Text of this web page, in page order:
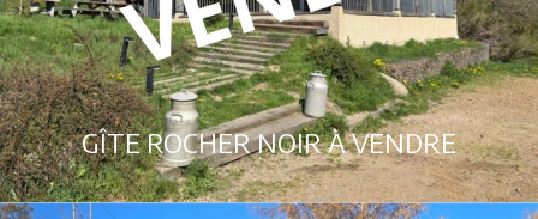
GÎTE ROCHER NOIR À VENDRE